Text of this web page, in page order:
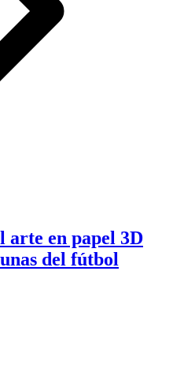
arte en papel 3D
del fútbol